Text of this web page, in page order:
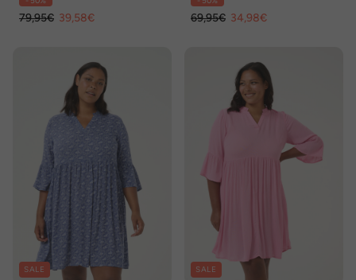
79,95€ 39,58€ 69,95€ 34,98€
SALE SALE